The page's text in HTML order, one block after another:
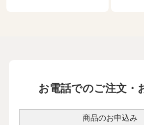
お電話でのご注文・
商品のお申込み